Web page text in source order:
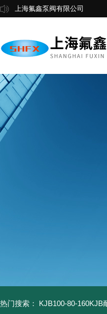
上海氟鑫泵阀有限公司
热门搜索： KJB100-80-160KJB